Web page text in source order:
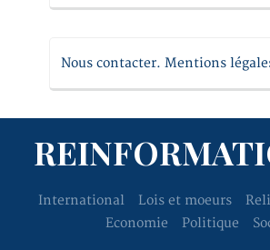
Nous contacter. Mentions
International Lois et moeurs
Economie
Politique